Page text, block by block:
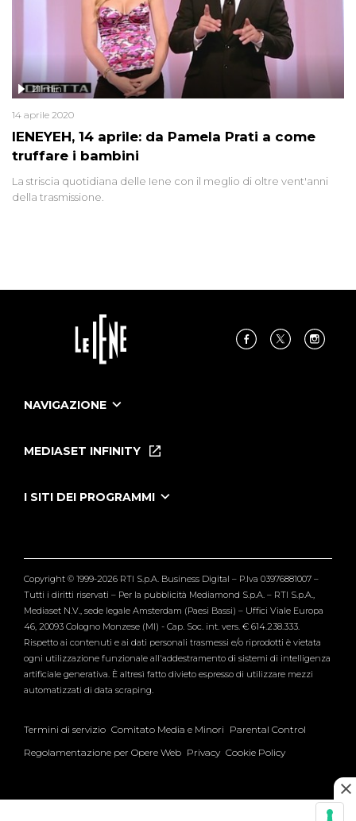
IENEYEH, 14 aprile: da Pamela Prati a come
truffare i bambini
21 min
14 aprile 2020
La striscia quotidiana delle Iene con il meglio di oltre vent'anni
della trasmissione.
NAVIGAZIONE
Le Iene Presentano Inside
Tutti i servizi
MEDIASET INFINITY
I SITI DEI PROGRAMMI
Verissimo
Copyright © 1999-2026 RTI S.p.A. Business Digital – P.Iva 03976881007 –
Tutti i diritti riservati – Per la pubblicità Mediamond S.p.A. – RTI S.p.A.,
Mediaset N.V., sede legale Amsterdam (Paesi Bassi) – Uffici Viale Europa
46, 20093 Cologno Monzese (MI) - Cap. Soc. int. vers. € 614.238.333.
Rispetto ai contenuti e ai dati personali trasmessi e/o riprodotti è vietata
ogni utilizzazione funzionale all'addestramento di sistemi di intelligenza
artificiale generativa. È altresì fatto divieto espresso di utilizzare mezzi
automatizzati di data scraping.
Termini di servizio Comitato Media e Minori Parental Control
Regolamentazione per Opere Web Privacy Cookie Policy